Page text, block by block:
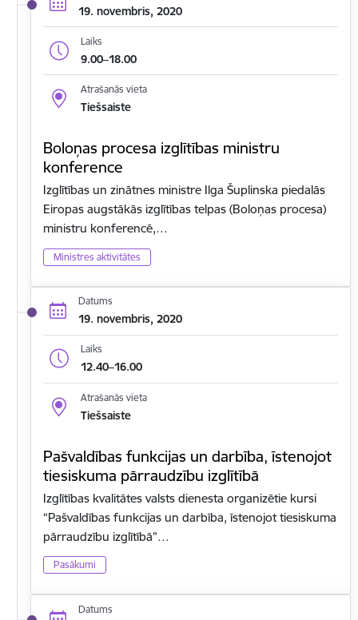
19. novembris, 2020
Laiks
9.00–18.00
Atrašanās vieta
Tiešsaiste
Boloņas procesa izglītības ministru
konference
Izglītības un zinātnes ministre Ilga Šuplinska piedalās
Eiropas augstākās izglītības telpas (Boloņas procesa)
ministru konferencē,…
Ministres aktivitātes
Datums
19. novembris, 2020
Laiks
12.40–16.00
Atrašanās vieta
Tiešsaiste
Pašvaldības funkcijas un darbība, īstenojot
tiesiskuma pārraudzību izglītībā
Izglītības kvalitātes valsts dienesta organizētie kursi
“Pašvaldības funkcijas un darbība, īstenojot tiesiskuma
pārraudzību izglītībā”…
Pasākumi
Datums